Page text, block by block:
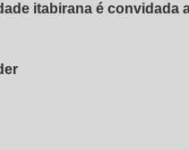
itabirana é convidada